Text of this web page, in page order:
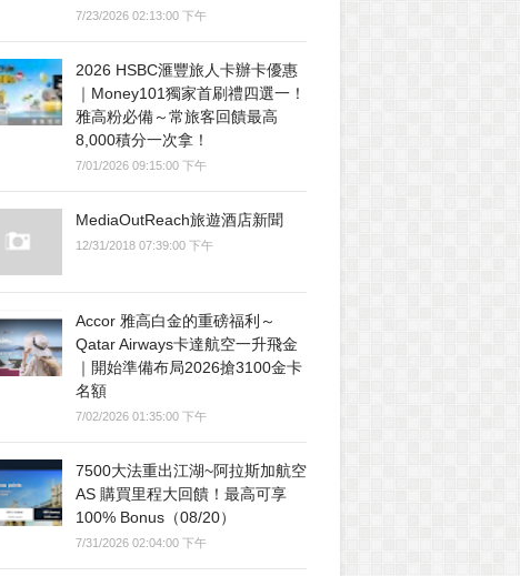
7/23/2026 02:13:00 下午
2026 HSBC滙豐旅人卡辦卡優惠
｜Money101獨家首刷禮四選一！
雅高粉必備～常旅客回饋最高
8,000積分一次拿！
7/01/2026 09:15:00 下午
MediaOutReach旅遊酒店新聞
12/31/2018 07:39:00 下午
Accor 雅高白金的重磅福利～
Qatar Airways卡達航空一升飛金
｜開始準備布局2026搶3100金卡
名額
7/02/2026 01:35:00 下午
7500大法重出江湖~阿拉斯加航空
AS 購買里程大回饋！最高可享
100% Bonus（08/20）
7/31/2026 02:04:00 下午